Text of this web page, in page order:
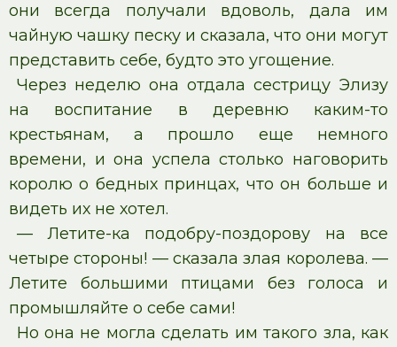
они всегда получали вдоволь, дала им
чайную чашку песку и сказала, что они могут
представить себе, будто это угощение.
Через неделю она отдала сестрицу Элизу
на воспитание в деревню каким-то
крестьянам, а прошло еще немного
времени, и она успела столько наговорить
королю о бедных принцах, что он больше и
видеть их не хотел.
— Летите-ка подобру-поздорову на все
четыре стороны! — сказала злая королева. —
Летите большими птицами без голоса и
промышляйте о себе сами!
Но она не могла сделать им такого зла, как